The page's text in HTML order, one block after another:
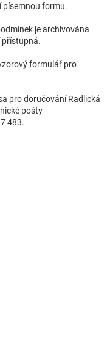
písemnou formu.
je archivována
přístupná.
formulář pro
pro doručování Radlická
pošty
483.